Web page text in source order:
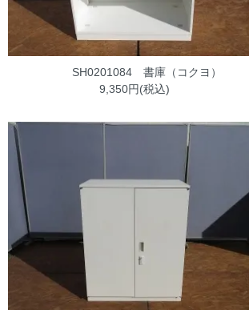
SH0201084 書庫（コクヨ）
9,350円(税込)